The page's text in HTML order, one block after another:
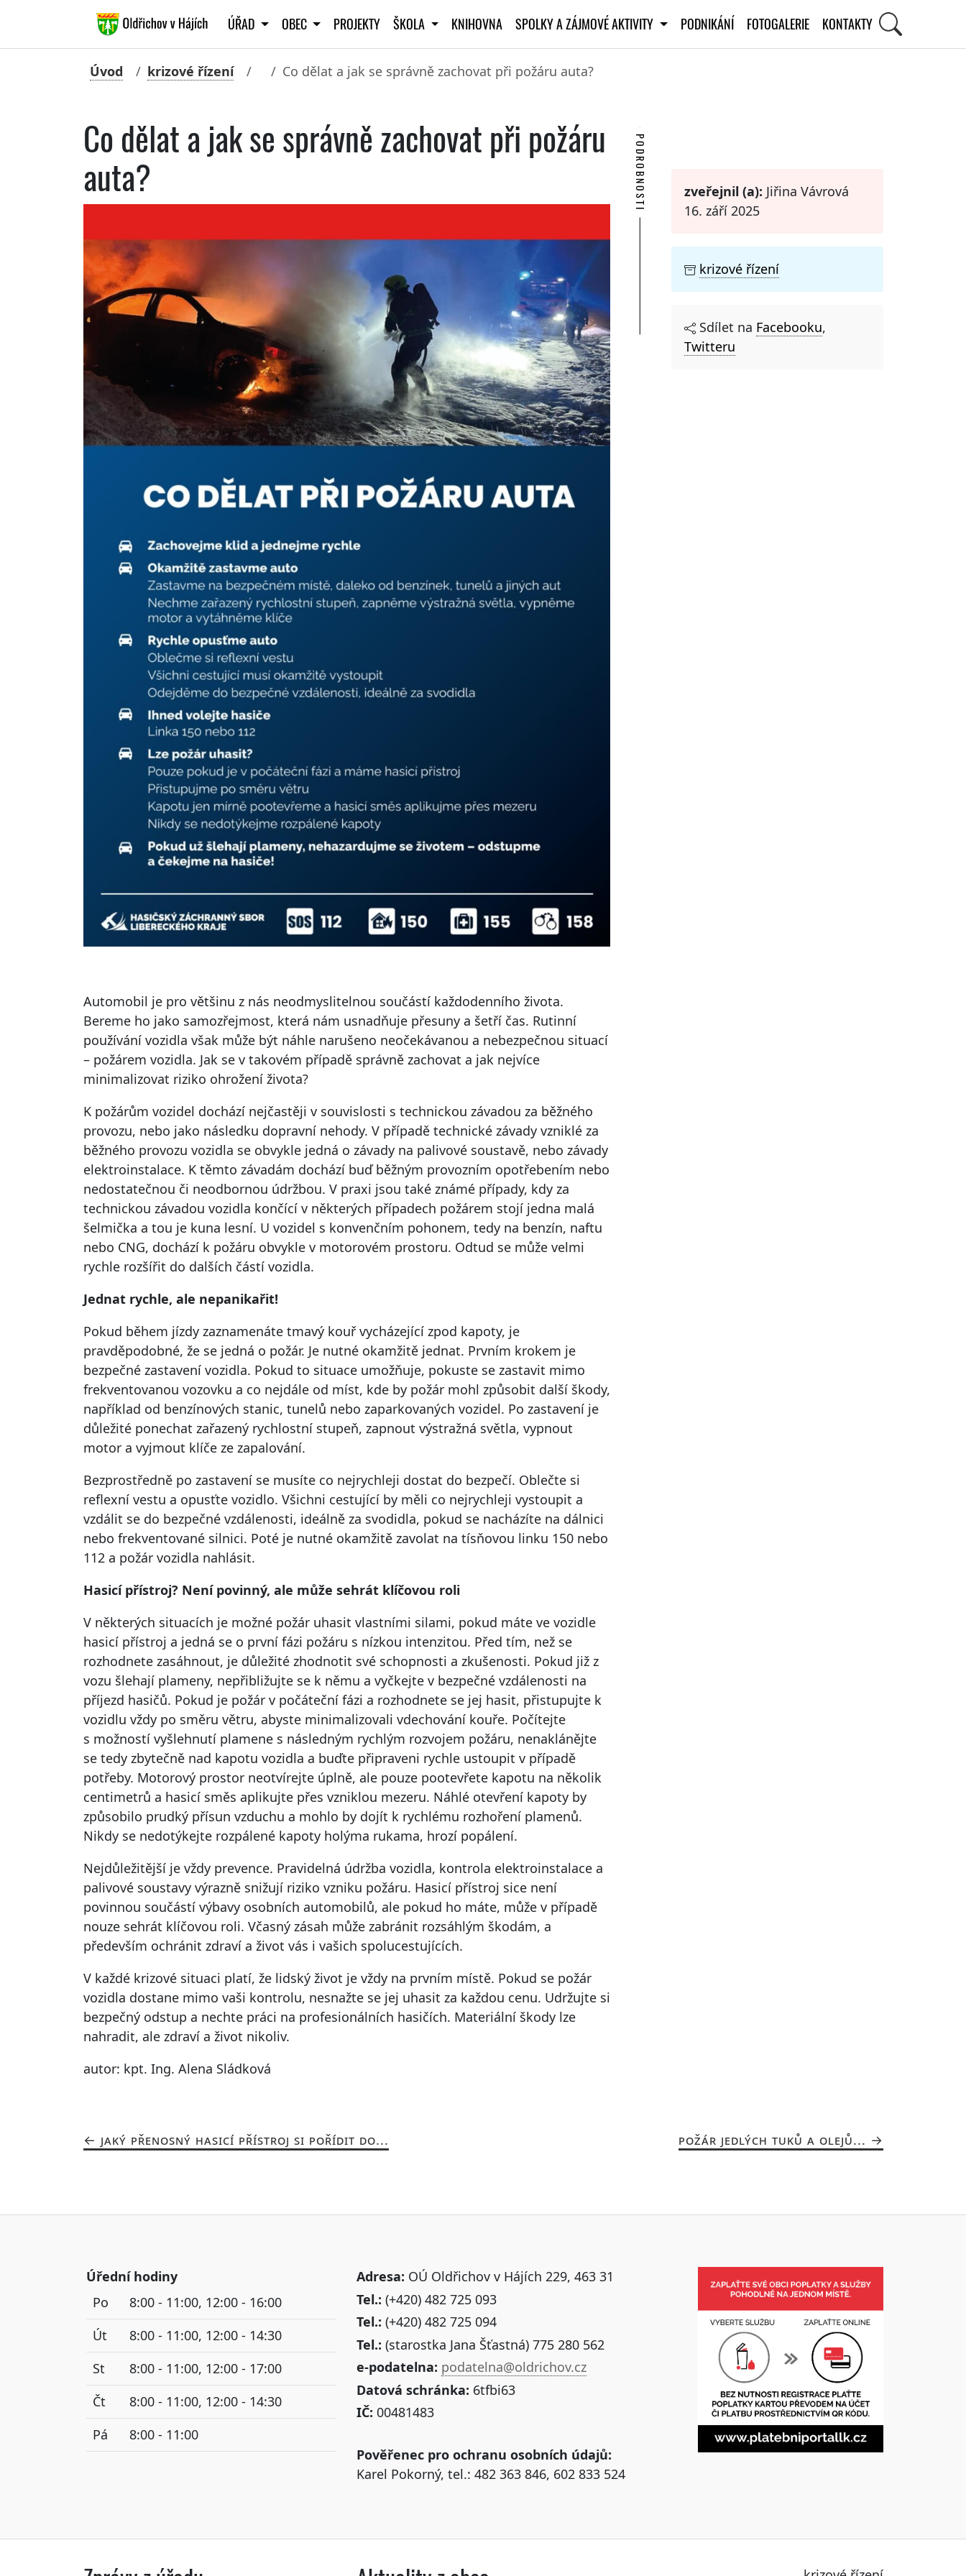
ÚŘAD OBEC PROJEKTY ŠKOLA KNIHOVNA SPOLKY A ZÁJMOVÉ AKTIVITY PODNIKÁNÍ FOTOGALERIE KONTAKTY
Úvod krizové řízení Co dělat a jak se správně zachovat při požáru auta?
Co dělat a jak se správně zachovat při požáru
auta?
Automobil je pro většinu z nás neodmyslitelnou součástí každodenního života.
Bereme ho jako samozřejmost, která nám usnadňuje přesuny a šetří čas. Rutinní
používání vozidla však může být náhle narušeno neočekávanou a nebezpečnou situací
– požárem vozidla. Jak se v takovém případě správně zachovat a jak nejvíce
minimalizovat riziko ohrožení života?
K požárům vozidel dochází nejčastěji v souvislosti s technickou závadou za běžného
provozu, nebo jako následku dopravní nehody. V případě technické závady vzniklé za
běžného provozu vozidla se obvykle jedná o závady na palivové soustavě, nebo závady
elektroinstalace. K těmto závadám dochází buď běžným provozním opotřebením nebo
nedostatečnou či neodbornou údržbou. V praxi jsou také známé případy, kdy za
technickou závadou vozidla končící v některých případech požárem stojí jedna malá
šelmička a tou je kuna lesní. U vozidel s konvenčním pohonem, tedy na benzín, naftu
nebo CNG, dochází k požáru obvykle v motorovém prostoru. Odtud se může velmi
rychle rozšířit do dalších částí vozidla.
Jednat rychle, ale nepanikařit!
Pokud během jízdy zaznamenáte tmavý kouř vycházející zpod kapoty, je
pravděpodobné, že se jedná o požár. Je nutné okamžitě jednat. Prvním krokem je
bezpečné zastavení vozidla. Pokud to situace umožňuje, pokuste se zastavit mimo
frekventovanou vozovku a co nejdále od míst, kde by požár mohl způsobit další škody,
například od benzínových stanic, tunelů nebo zaparkovaných vozidel. Po zastavení je
důležité ponechat zařazený rychlostní stupeň, zapnout výstražná světla, vypnout
motor a vyjmout klíče ze zapalování.
Bezprostředně po zastavení se musíte co nejrychleji dostat do bezpečí. Oblečte si
reflexní vestu a opusťte vozidlo. Všichni cestující by měli co nejrychleji vystoupit a
vzdálit se do bezpečné vzdálenosti, ideálně za svodidla, pokud se nacházíte na dálnici
nebo frekventované silnici. Poté je nutné okamžitě zavolat na tísňovou linku 150 nebo
112 a požár vozidla nahlásit.
Hasicí přístroj? Není povinný, ale může sehrát klíčovou roli
V některých situacích je možné požár uhasit vlastními silami, pokud máte ve vozidle
hasicí přístroj a jedná se o první fázi požáru s nízkou intenzitou. Před tím, než se
rozhodnete zasáhnout, je důležité zhodnotit své schopnosti a zkušenosti. Pokud již z
vozu šlehají plameny, nepřibližujte se k němu a vyčkejte v bezpečné vzdálenosti na
příjezd hasičů. Pokud je požár v počáteční fázi a rozhodnete se jej hasit, přistupujte k
vozidlu vždy po směru větru, abyste minimalizovali vdechování kouře. Počítejte
s možností vyšlehnutí plamene s následným rychlým rozvojem požáru, nenaklánějte
se tedy zbytečně nad kapotu vozidla a buďte připraveni rychle ustoupit v případě
potřeby. Motorový prostor neotvírejte úplně, ale pouze pootevřete kapotu na několik
centimetrů a hasicí směs aplikujte přes vzniklou mezeru. Náhlé otevření kapoty by
způsobilo prudký přísun vzduchu a mohlo by dojít k rychlému rozhoření plamenů.
Nikdy se nedotýkejte rozpálené kapoty holýma rukama, hrozí popálení.
Nejdůležitější je vždy prevence. Pravidelná údržba vozidla, kontrola elektroinstalace a
palivové soustavy výrazně snižují riziko vzniku požáru. Hasicí přístroj sice není
povinnou součástí výbavy osobních automobilů, ale pokud ho máte, může v případě
nouze sehrát klíčovou roli. Včasný zásah může zabránit rozsáhlým škodám, a
především ochránit zdraví a život vás i vašich spolucestujících.
V každé krizové situaci platí, že lidský život je vždy na prvním místě. Pokud se požár
vozidla dostane mimo vaši kontrolu, nesnažte se jej uhasit za každou cenu. Udržujte si
bezpečný odstup a nechte práci na profesionálních hasičích. Materiální škody lze
nahradit, ale zdraví a život nikoliv.
autor: kpt. Ing. Alena Sládková
PODROBNOSTI zveřejnil (a): Jiřina Vávrová
16. září 2025
krizové řízení
Sdílet na Facebooku,
Twitteru
JAKÝ PŘENOSNÝ HASICÍ PŘÍSTROJ SI POŘÍDIT DO... POŽÁR JEDLÝCH TUKŮ A OLEJŮ...
Úřední hodiny
Po
8:00 - 11:00, 12:00 - 16:00
Út
8:00 - 11:00, 12:00 - 14:30
St
8:00 - 11:00, 12:00 - 17:00
Čt
8:00 - 11:00, 12:00 - 14:30
Pá
8:00 - 11:00
Adresa: OÚ Oldřichov v Hájích 229, 463 31
Tel.: (+420) 482 725 093
Tel.: (+420) 482 725 094
Tel.: (starostka Jana Šťastná) 775 280 562
e-podatelna: podatelna@oldrichov.cz
Datová schránka: 6tfbi63
IČ: 00481483
Pověřenec pro ochranu osobních údajů:
Karel Pokorný, tel.: 482 363 846, 602 833 524